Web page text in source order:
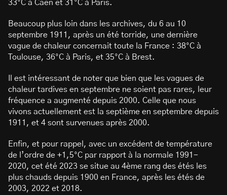
33°C à Caen et 31°C à Paris.
Beaucoup plus loin dans les archives, du 6 au 10
septembre 1911, après un été torride, une dernière
vague de chaleur concernait toute la France : 38°C à
Toulouse, 36°C à Paris, et 35°C à Brest.
Il est intéressant de noter que bien que les vagues de
chaleur tardives en septembre ne soient pas rares, leur
fréquence a augmenté depuis 2000. Celle que nous
vivons actuellement est la septième en septembre depuis
1911, et 4 sont survenues après 2000.
Enfin, et pour rappel, avec un excédent de température
de l’ordre de +1,5°C par rapport à la normale 1991-
2020, cet été 2023 se situe au 4ème rang des étés les
plus chauds depuis 1900 en France, après les étés de
2003, 2022 et 2018.